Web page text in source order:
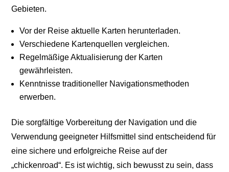
Gebieten.
Vor der Reise aktuelle Karten herunterladen.
Verschiedene Kartenquellen vergleichen.
Regelmäßige Aktualisierung der Karten
gewährleisten.
Kenntnisse traditioneller Navigationsmethoden
erwerben.
Die sorgfältige Vorbereitung der Navigation und die
Verwendung geeigneter Hilfsmittel sind entscheidend für
eine sichere und erfolgreiche Reise auf der
„chickenroad“. Es ist wichtig, sich bewusst zu sein, dass